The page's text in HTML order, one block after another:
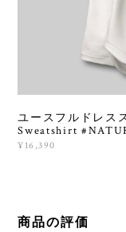
ユースフルドレス
Sweatshirt
¥16,390
商品の評価